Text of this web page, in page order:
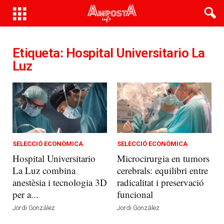
Etiqueta: Hospital Universitario La
Luz
SELECCIÓ ECONÒMICA
Hospital Universitario
La Luz combina
anestèsia i tecnologia 3D
per a...
Jordi González
SELECCIÓ ECONÒMICA
Microcirurgia en tumors
cerebrals: equilibri entre
radicalitat i preservació
funcional
Jordi González